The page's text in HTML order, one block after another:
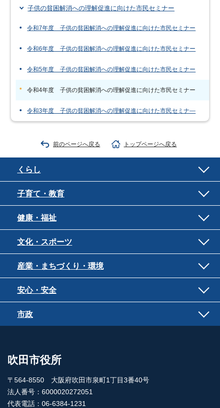
子供の貧困解消への理解促進に向けた市民セミナー
令和7年度 子供の貧困解消への理解促進に向けた市民セミナー
令和6年度 子供の貧困解消への理解促進に向けた市民セミナー
令和5年度 子供の貧困解消への理解促進に向けた市民セミナー
令和4年度 子供の貧困解消への理解促進に向けた市民セミナー
令和3年度 子供の貧困解消への理解促進に向けた市民セミナ―
前のページへ戻る トップページへ戻る
くらし
子育て・教育
健康・福祉
文化・スポーツ
産業・まちづくり・環境
安心・安全
市政
吹田市役所
〒564-8550 大阪府吹田市泉町1丁目3番40号
法人番号：6000020272051
代表電話：06-6384-1231